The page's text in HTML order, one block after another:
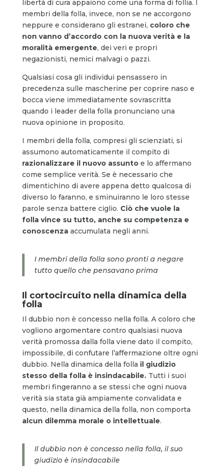
libertà di cura appaiono come una forma di follia. I
membri della folla, invece, non se ne accorgono
neppure e considerano gli estranei, coloro che
non vanno d’accordo con la nuova verità e la
moralità emergente, dei veri e propri
negazionisti, nemici malvagi o pazzi.
Qualsiasi cosa gli individui pensassero in
precedenza sulle mascherine per coprire naso e
bocca viene immediatamente sovrascritta
quando i leader della folla pronunciano una
nuova opinione in proposito.
I membri della folla, compresi gli scienziati, si
assumono automaticamente il compito di
razionalizzare il nuovo assuntoe lo affermano
come semplice verità. Se è necessario che
dimentichino di avere appena detto qualcosa di
diverso lo faranno, e sminuiranno le loro stesse
parole senza battere ciglio. Ciò che vuole la
folla vince su tutto, anche su competenza e
conoscenzaaccumulata negli anni.
I membri della folla sono pronti a negare
tutto quello che pensavano prima
Il cortocircuito nella dinamica della
folla
Il dubbio non è concesso nella folla. A coloro che
vogliono argomentare contro qualsiasi nuova
verità promossa dalla folla viene dato il compito,
impossibile, di confutare l’affermazione oltre ogni
dubbio. Nella dinamica della folla il giudizio
stesso della folla è insindacabile.Tutti i suoi
membri fingeranno a se stessi che ogni nuova
verità sia stata già ampiamente convalidata e
questo, nella dinamica della folla, non comporta
alcun dilemma morale o intellettuale.
Il dubbio non è concesso nella folla, il suo
giudizio è insindacabile